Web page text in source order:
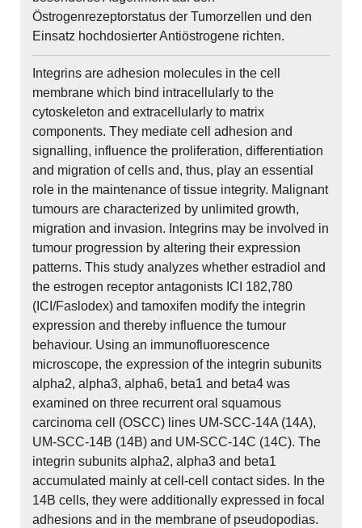
Östrogenrezeptorstatus der Tumorzellen und den
Einsatz hochdosierter Antiöstrogene richten.
Integrins are adhesion molecules in the cell
membrane which bind intracellularly to the
cytoskeleton and extracellularly to matrix
components. They mediate cell adhesion and
signalling, influence the proliferation, differentiation
and migration of cells and, thus, play an essential
role in the maintenance of tissue integrity. Malignant
tumours are characterized by unlimited growth,
migration and invasion. Integrins may be involved in
tumour progression by altering their expression
patterns. This study analyzes whether estradiol and
the estrogen receptor antagonists ICI 182,780
(ICI/Faslodex) and tamoxifen modify the integrin
expression and thereby influence the tumour
behaviour. Using an immunofluorescence
microscope, the expression of the integrin subunits
alpha2, alpha3, alpha6, beta1 and beta4 was
examined on three recurrent oral squamous
carcinoma cell (OSCC) lines UM-SCC-14A (14A),
UM-SCC-14B (14B) and UM-SCC-14C (14C). The
integrin subunits alpha2, alpha3 and beta1
accumulated mainly at cell-cell contact sides. In the
14B cells, they were additionally expressed in focal
adhesions and in the membrane of pseudopodias.